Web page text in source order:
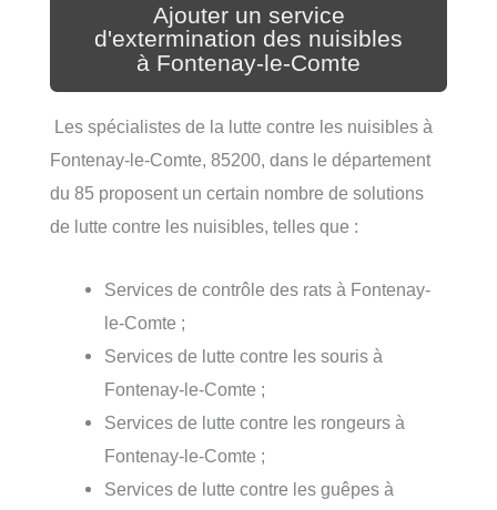
Ajouter un service
d'extermination des nuisibles
à Fontenay-le-Comte
Les spécialistes de la lutte contre les nuisibles à
Fontenay-le-Comte, 85200, dans le département
du 85 proposent un certain nombre de solutions
de lutte contre les nuisibles, telles que :
Services de contrôle des rats à Fontenay-
le-Comte ;
Services de lutte contre les souris à
Fontenay-le-Comte ;
Services de lutte contre les rongeurs à
Fontenay-le-Comte ;
Services de lutte contre les guêpes à